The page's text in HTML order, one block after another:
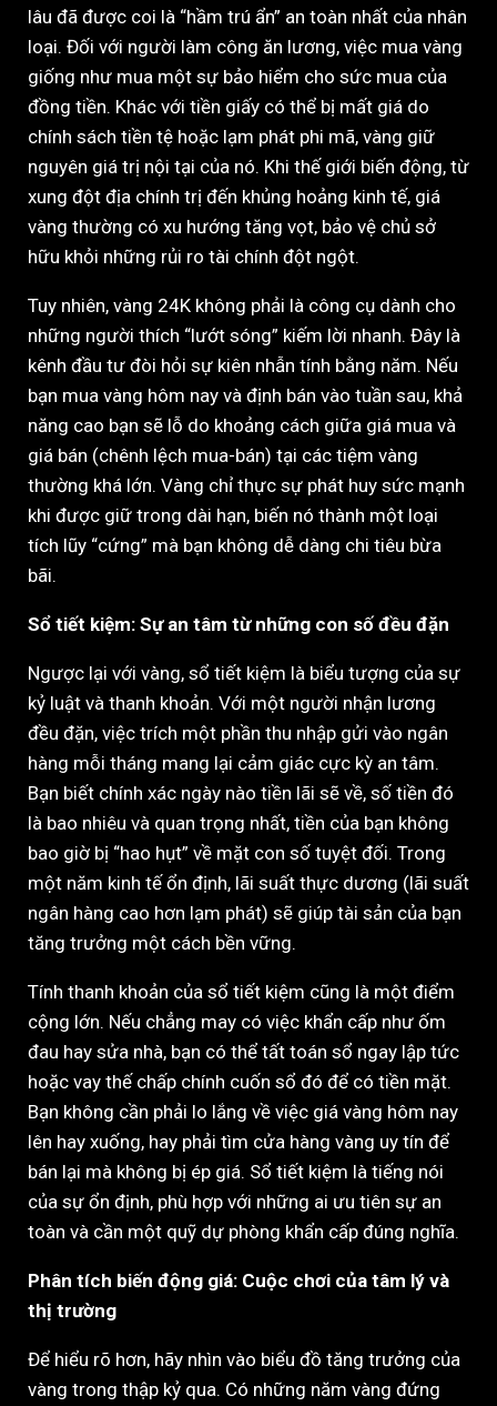
lâu đã được coi là “hầm trú ẩn” an toàn nhất của nhân
loại. Đối với người làm công ăn lương, việc mua vàng
giống như mua một sự bảo hiểm cho sức mua của
đồng tiền. Khác với tiền giấy có thể bị mất giá do
chính sách tiền tệ hoặc lạm phát phi mã, vàng giữ
nguyên giá trị nội tại của nó. Khi thế giới biến động, từ
xung đột địa chính trị đến khủng hoảng kinh tế, giá
vàng thường có xu hướng tăng vọt, bảo vệ chủ sở
hữu khỏi những rủi ro tài chính đột ngột.
Tuy nhiên, vàng 24K không phải là công cụ dành cho
những người thích “lướt sóng” kiếm lời nhanh. Đây là
kênh đầu tư đòi hỏi sự kiên nhẫn tính bằng năm. Nếu
bạn mua vàng hôm nay và định bán vào tuần sau, khả
năng cao bạn sẽ lỗ do khoảng cách giữa giá mua và
giá bán (chênh lệch mua-bán) tại các tiệm vàng
thường khá lớn. Vàng chỉ thực sự phát huy sức mạnh
khi được giữ trong dài hạn, biến nó thành một loại
tích lũy “cứng” mà bạn không dễ dàng chi tiêu bừa
bãi.
Sổ tiết kiệm: Sự an tâm từ những con số đều đặn
Ngược lại với vàng, sổ tiết kiệm là biểu tượng của sự
kỷ luật và thanh khoản. Với một người nhận lương
đều đặn, việc trích một phần thu nhập gửi vào ngân
hàng mỗi tháng mang lại cảm giác cực kỳ an tâm.
Bạn biết chính xác ngày nào tiền lãi sẽ về, số tiền đó
là bao nhiêu và quan trọng nhất, tiền của bạn không
bao giờ bị “hao hụt” về mặt con số tuyệt đối. Trong
một năm kinh tế ổn định, lãi suất thực dương (lãi suất
ngân hàng cao hơn lạm phát) sẽ giúp tài sản của bạn
tăng trưởng một cách bền vững.
Tính thanh khoản của sổ tiết kiệm cũng là một điểm
cộng lớn. Nếu chẳng may có việc khẩn cấp như ốm
đau hay sửa nhà, bạn có thể tất toán sổ ngay lập tức
hoặc vay thế chấp chính cuốn sổ đó để có tiền mặt.
Bạn không cần phải lo lắng về việc giá vàng hôm nay
lên hay xuống, hay phải tìm cửa hàng vàng uy tín để
bán lại mà không bị ép giá. Sổ tiết kiệm là tiếng nói
của sự ổn định, phù hợp với những ai ưu tiên sự an
toàn và cần một quỹ dự phòng khẩn cấp đúng nghĩa.
Phân tích biến động giá: Cuộc chơi của tâm lý và
thị trường
Để hiểu rõ hơn, hãy nhìn vào biểu đồ tăng trưởng của
vàng trong thập kỷ qua. Có những năm vàng đứng